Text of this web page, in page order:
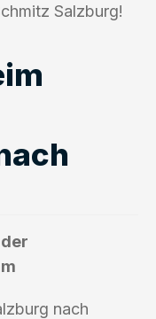
Salzburg!
nach